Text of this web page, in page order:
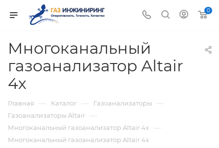
0
Многоканальный
газоанализатор Altair
4x
Главная — Каталог — Газоанализаторы —
Газоанализаторы Altair —
Многоканальный газоанализатор Altair 4x —
Многоканальный газоанализатор Altair 4x